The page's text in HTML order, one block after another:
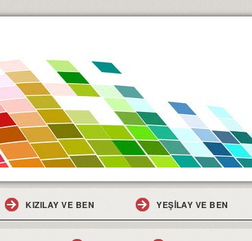
KIZILAY VE BEN YEŞİLAY VE BEN